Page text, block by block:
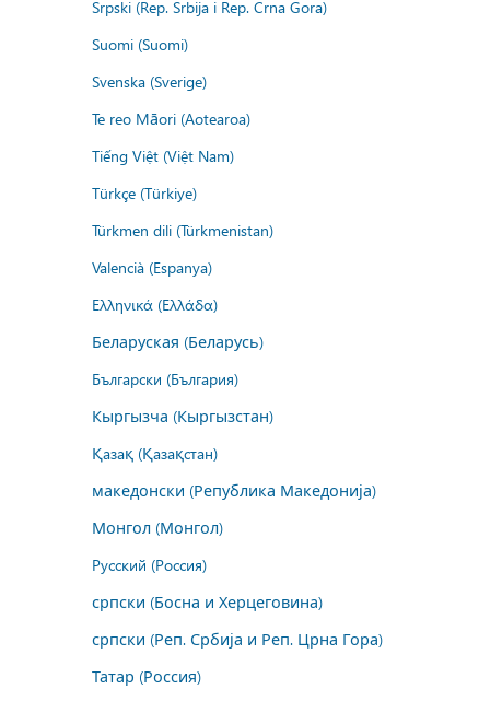
Srpski (Rep. Srbija i Rep. Crna Gora)
Suomi (Suomi)
Svenska (Sverige)
Te reo Māori (Aotearoa)
Tiếng Việt (Việt Nam)
Türkçe (Türkiye)
Türkmen dili (Türkmenistan)
Valencià (Espanya)
Ελληνικά (Ελλάδα)
Беларуская (Беларусь)
Български (България)
Кыргызча (Кыргызстан)
Қазақ (Қазақстан)
македонски (Република Македонија)
Монгол (Монгол)
Русский (Россия)
српски (Босна и Херцеговина)
српски (Реп. Србија и Реп. Црна Гора)
Татар (Россия)